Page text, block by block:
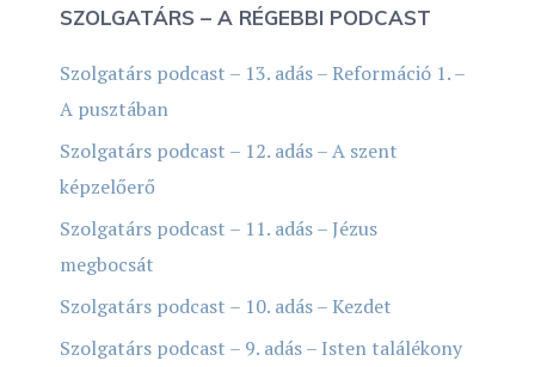
SZOLGATÁRS – A RÉGEBBI PODCAST
Szolgatárs podcast – 13. adás – Reformáció 1. –
A pusztában
Szolgatárs podcast – 12. adás – A szent
képzelőerő
Szolgatárs podcast – 11. adás – Jézus
megbocsát
Szolgatárs podcast – 10. adás – Kezdet
Szolgatárs podcast – 9. adás – Isten találékony